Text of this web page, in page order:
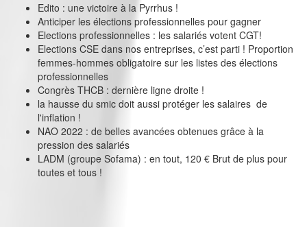
Edito : une victoire à la Pyrrhus !
Anticiper les élections professionnelles pour gagner
Elections professionnelles : les salariés votent CGT!
Elections CSE dans nos entreprises, c’est parti ! Proportion
femmes-hommes obligatoire sur les listes des élections
professionnelles
Congrès THCB : dernière ligne droite !
la hausse du smic doit aussi protéger les salaires de
l'inflation !
NAO 2022 : de belles avancées obtenues grâce à la
pression des salariés
LADM (groupe Sofama) : en tout, 120 € Brut de plus pour
toutes et tous !